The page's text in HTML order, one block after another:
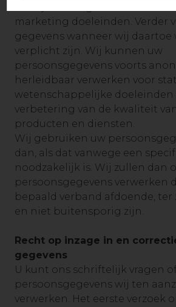
marketing doeleinden. Verder
gegevens wanneer wij
verplicht zijn. Wij kunnen uw
persoonsgegevens voorts
herleidbaar verwerken voor
wetenschappelijke doeleinden
verbetering van de kwaliteit
producten en diensten.
Wij gebruiken uw
dan, als dat vanwege een
noodzakelijk is. Wij zullen dan
persoonsgegevens verwerken
bepaald verband afdoende, ter
en niet buitensporig zijn.
Recht op inzage in en
gegevens
U kunt ons schriftelijk vragen
persoonsgegevens wij ten
verwerken. Het eerste verzoek